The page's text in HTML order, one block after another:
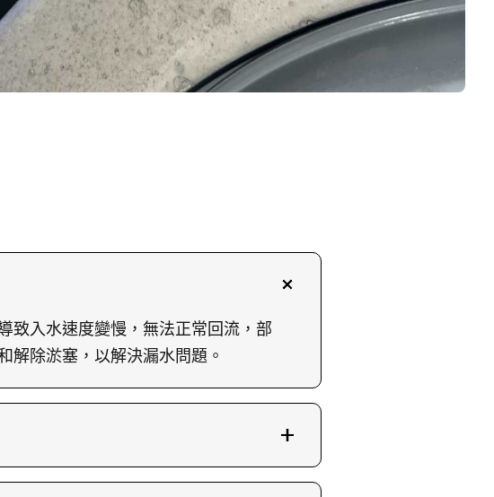
致入水速度變慢，無法正常回流，部
解除淤塞，以解決漏水問題。
。過多的洗衣粉和柔順劑會導致梘喉